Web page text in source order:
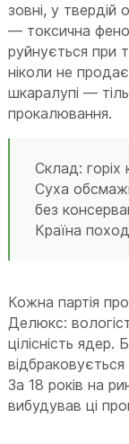
зовні, у
— токсична
руйнується при
ніколи не
шкаралупі —
прокалювання.
Склад: горіх
Суха
без
Країна
Кожна партія
Делюкс:
цілісність ядер.
За 18 років на
вибудував ці